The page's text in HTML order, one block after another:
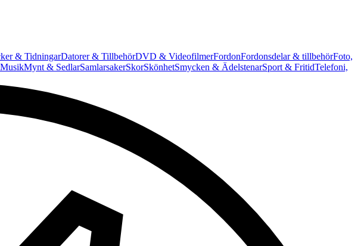
& TidningarDatorer & TillbehörDVD & VideofilmerFordonFordonsdelar & tillbehörFoto,
MusikMynt & SedlarSamlarsakerSkorSkönhetSmycken & ÄdelstenarSport & FritidTelefoni,